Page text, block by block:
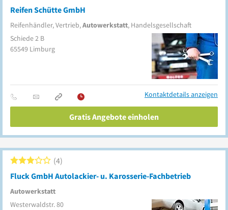
Reifen Schütte GmbH
Reifenhändler, Vertrieb,Autowerkstatt, Handelsgesellschaft
Schiede 2 B
65549 Limburg
Kontaktdetails anzeigen
Gratis Angebote einholen
Fluck GmbH Autolackier- u. Karosserie-Fachbetrieb
Autowerkstatt
4
Westerwaldstr. 80